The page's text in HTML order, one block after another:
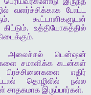
வளர்ச்சிக்காக
போட்ட
. கூட்டாளிகளுடன்
கிட்டும். உத்தியோகத்தில்
.
அலைச்சல்
டென்ஷன்
சமாளிக்க கடன்கள்
பிரச்சினைகளை
எதிர்
தொழிலில்
நல்ல
சாதகமாக இருப்பார்கள்.